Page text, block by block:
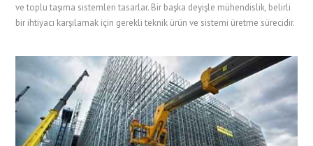
ve toplu taşıma sistemleri tasarlar. Bir başka deyişle mühendislik, belirli
bir ihtiyacı karşılamak için gerekli teknik ürün ve sistemi üretme sürecidir.